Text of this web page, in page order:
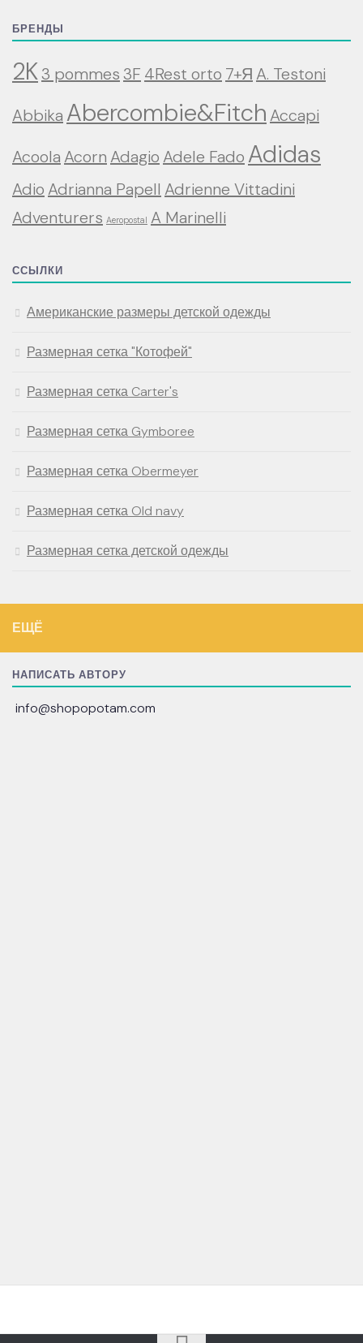
БРЕНДЫ
2K3 pommes3F 4Rest orto 7+Я A. Testoni
Abbika Abercombie&Fitch Accapi
Acoola Acorn Adagio Adele Fado Adidas
Adio Adrianna Papell Adrienne Vittadini
Adventurers Aeropostal A Marinelli
ССЫЛКИ
Американские размеры детской одежды
Размерная сетка "Котофей"
Размерная сетка Carter's
Размерная сетка Gymboree
Размерная сетка Obermeyer
Размерная сетка Old navy
Размерная сетка детской одежды
ЕЩЁ
НАПИСАТЬ АВТОРУ
info@shopopotam.com